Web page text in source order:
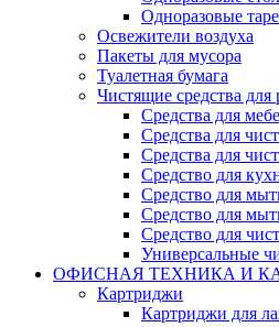
Одноразовые
Освежители воздуха
Пакеты для мусора
Туалетная бумага
Чистящие средства
Средства для
Средства для
Средства для
Средство для
Средство для
Средство для
Средство для
Универсальные
ОФИСНАЯ ТЕХНИКА И
Картриджи
Картриджи для